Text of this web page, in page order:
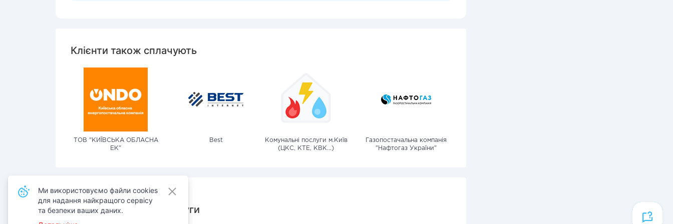
Клієнти також сплачують
ТОВ "КИЇВСЬКА ОБЛАСНА
ЕК"
Best
Комунальні послуги м.Київ
(ЦКС, КТЕ, КВК...)
Газопостачальна компанія
"Нафтогаз України"
Також сплачують послуги
Ми використовуємо файли cookies
для надання найкращого сервісу
та безпеки ваших даних.